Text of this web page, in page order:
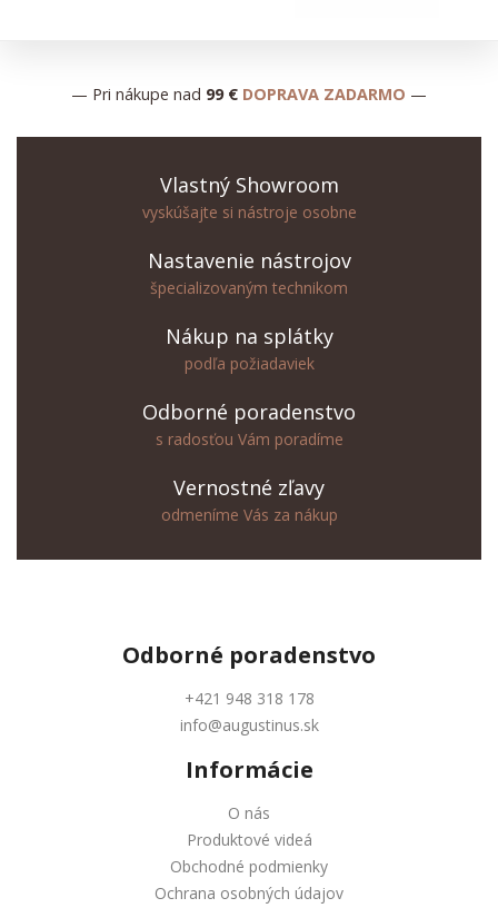
— Pri nákupe nad 99 € DOPRAVA ZADARMO —
Vlastný Showroom
vyskúšajte si nástroje osobne
Nastavenie nástrojov
špecializovaným technikom
Nákup na splátky
podľa požiadaviek
Odborné poradenstvo
s radosťou Vám poradíme
Vernostné zľavy
odmeníme Vás za nákup
Odborné poradenstvo
+421 948 318 178
info@augustinus.sk
Informácie
O nás
Produktové videá
Obchodné podmienky
Ochrana osobných údajov